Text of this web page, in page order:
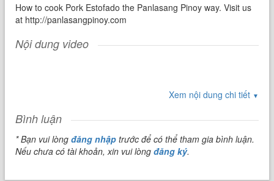
How to cook Pork Estofado the Panlasang Pinoy way. Visit us
at http://panlasangpinoy.com
Nội dung video
Xem nội dung chi tiết ▼
Bình luận
* Bạn vui lòngđăng nhập trước để có thể tham gia bình luận.
Nếu chưa có tài khoản, xin vui lòngđăng ký.